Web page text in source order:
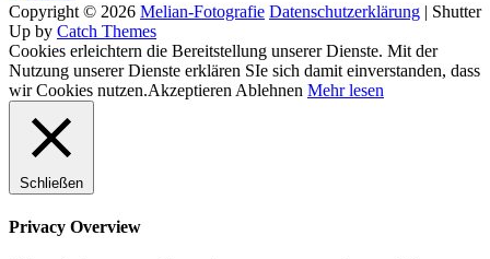
Copyright © 2026 Melian-Fotografie Datenschutzerklärung | Shutter
Up by Catch Themes
Cookies erleichtern die Bereitstellung unserer Dienste. Mit der
Nutzung unserer Dienste erklären SIe sich damit einverstanden, dass
wir Cookies nutzen.Akzeptieren Ablehnen Mehr lesen
Schließen
Privacy Overview